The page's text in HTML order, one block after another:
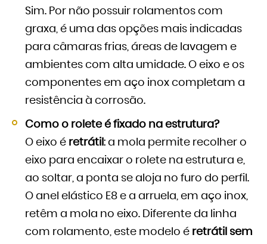
Sim. Por não possuir rolamentos com
graxa, é uma das opções mais indicadas
para câmaras frias, áreas de lavagem e
ambientes com alta umidade. O eixo e os
componentes em aço inox completam a
resistência à corrosão.
Como o rolete é fixado na estrutura?
O eixo é retrátil : a mola permite recolher o
eixo para encaixar o rolete na estrutura e,
ao soltar, a ponta se aloja no furo do perfil.
O anel elástico E8 e a arruela, em aço inox,
retêm a mola no eixo. Diferente da linha
com rolamento, este modelo é retrátil sem